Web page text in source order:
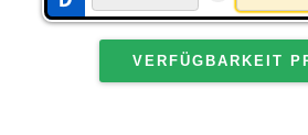
VERFÜGBARKEIT